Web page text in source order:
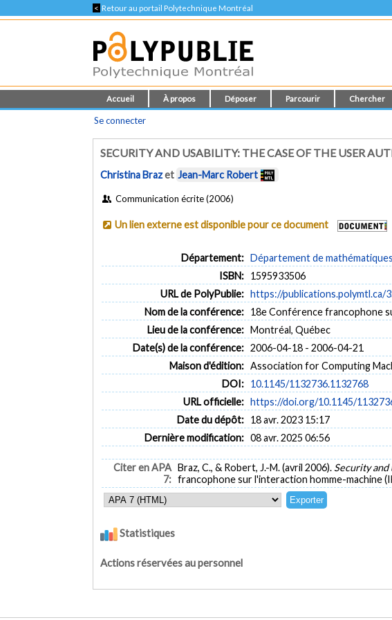
< Retour au portail Polytechnique Montréal
Accueil À propos Déposer Parcourir Chercher
Se connecter
SECURITY AND USABILITY: THE CASE OF THE USER
Christina Brazet Jean-Marc Robert
Communication écrite (2006)
Un lien externe est disponible pour ce document
Département: Département de
ISBN: 1595933506
URL de PolyPublie: https://publications.polymtl.ca/
Nom de la conférence: 18e Conférence francophone
Lieu de la conférence: Montréal, Québec
Date(s) de la conférence: 2006-04-18 - 2006-04-21
Maison d'édition: Association for Computing
DOI: 10.1145/1132736.1132768
URL officielle: https://doi.org/10.1145/
Date du dépôt: 18 avr. 2023 15:17
Dernière modification: 08 avr. 2025 06:56
Citer en APA
7:
Braz, C., & Robert, J.-M. (avril 2006). Security
francophone sur l'interaction homme-machine
Statistiques
Actions réservées au personnel